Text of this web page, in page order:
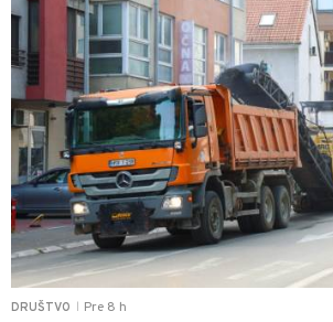
DRUŠTVO Pre 8 h